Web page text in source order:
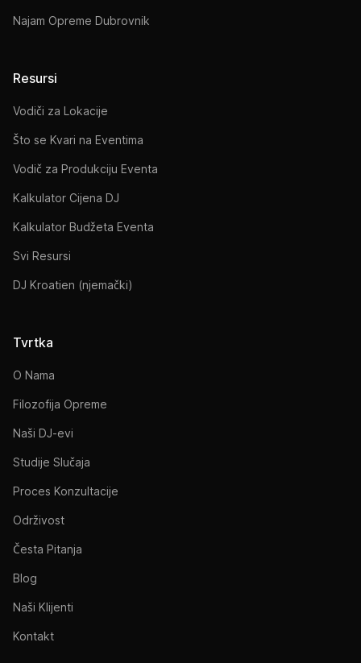
Najam Opreme Dubrovnik
Resursi
Vodiči za Lokacije
Što se Kvari na Eventima
Vodič za Produkciju Eventa
Kalkulator Cijena DJ
Kalkulator Budžeta Eventa
Svi Resursi
DJ Kroatien (njemački)
Tvrtka
O Nama
Filozofija Opreme
Naši DJ-evi
Studije Slučaja
Proces Konzultacije
Održivost
Česta Pitanja
Blog
Naši Klijenti
Kontakt